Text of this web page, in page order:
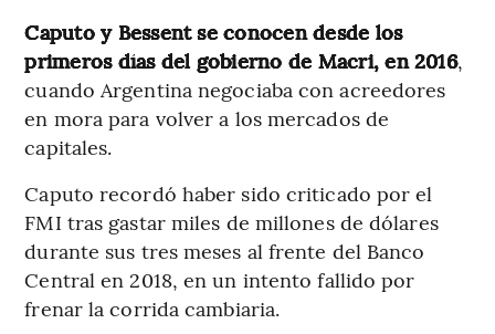
Caputo y Bessent se conocen desde los
primeros días del gobierno de Macri, en 2016,
cuando Argentina negociaba con acreedores
en mora para volver a los mercados de
capitales.
Caputo recordó haber sido criticado por el
FMI tras gastar miles de millones de dólares
durante sus tres meses al frente del Banco
Central en 2018, en un intento fallido por
frenar la corrida cambiaria.